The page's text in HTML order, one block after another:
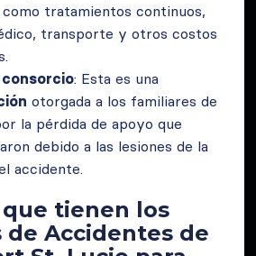
como tratamientos continuos,
transporte y otros costos
consorcio: Esta es una
otorgada a los familiares de
la pérdida de apoyo que
debido a las lesiones de la
accidente.
tienen los
de Accidentes de